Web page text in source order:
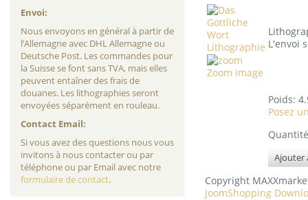
Envoi:
Nous envoyons en général à partir de
l’Allemagne avec DHL Allemagne ou
Deutsche Post. Les commandes pour
la Suisse se font sans TVA, mais elles
peuvent entaîner des frais de
douanes. Les lithographies seront
envoyées séparément en rouleau.
Contact Email:
Si vous avez des questions nous vous
invitons à nous contacter ou par
téléphone ou par Email avec notre
formulaire de contact.
Zoom image
L'envoi
Poids:
Posez
Copyright
JoomShopping